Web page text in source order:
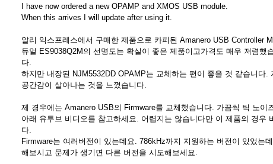
I have now ordered a new OPAMP and XMOS USB module.
When this arrives I will update after using it.
알리 익스프레스에서 구매한 제품으로 카피된 Amanero USB Controller
듀얼 ES9038Q2M의 선명도는 확실이 좋은 제품이고가격도 매우 저렴했
다.
하지만 내장된 NJM5532DD OPAMP는 교체하는 편이 좋을 것 같습니다
공간감이 살아나는 것을 느꼈습니다.
제 경우에는 Amanero USB의 Firmware를 교체했습니다. 가끔씩 틱 노
아래 유투브 비디오를 참고하세요. 어렵지는 않습니다만 이 제품의 경우
다.
Firmware는 여러버전이 있는데요. 786kHz까지 지원하는 버전이 있었는
해보시고 문제가 생기면 다른 버전을 시도해보세요.